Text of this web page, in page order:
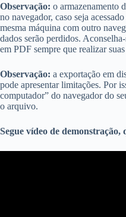
Observação: o armazenamento
no navegador, caso seja
mesma máquina com outro
dados serão perdidos.
em PDF sempre que realizar
Observação: a exportação em
pode apresentar limitações. Por
computador” do navegador do
o arquivo.
Segue vídeo de demonstração,